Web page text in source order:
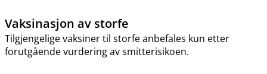
Vaksinasjon av storfe
Tilgjengelige vaksiner til storfe anbefales kun etter
forutgående vurdering av smitterisikoen.